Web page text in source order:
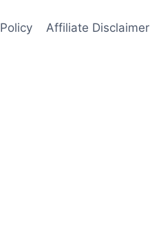
Affiliate Disclaimer